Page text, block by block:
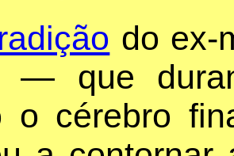
do ex-
— que
o cérebro